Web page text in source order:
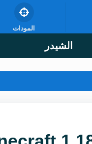
الشيدر
المودات